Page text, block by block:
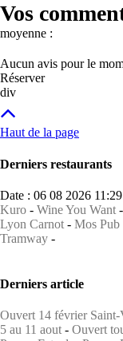
Vos
moyenne :
Aucun avis pour le
Réserver
div
Haut de la page
Derniers restaurants
Date : 06 08 2026 11:29
Kuro - Wine You Want -
Lyon Carnot - Mos Pub
Tramway -
Derniers article
Ouvert 14 février Saint-
5 au 11 aout - Ouvert